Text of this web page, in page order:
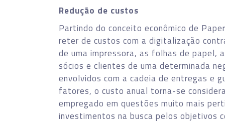
Redução de custos
Partindo do conceito econômico de
reter de custos com a digitalização
de uma impressora, as folhas de papel,
sócios e clientes de uma determinada
envolvidos com a cadeia de entregas e
fatores, o custo anual torna-se
empregado em questões muito mais
investimentos na busca pelos objetivos